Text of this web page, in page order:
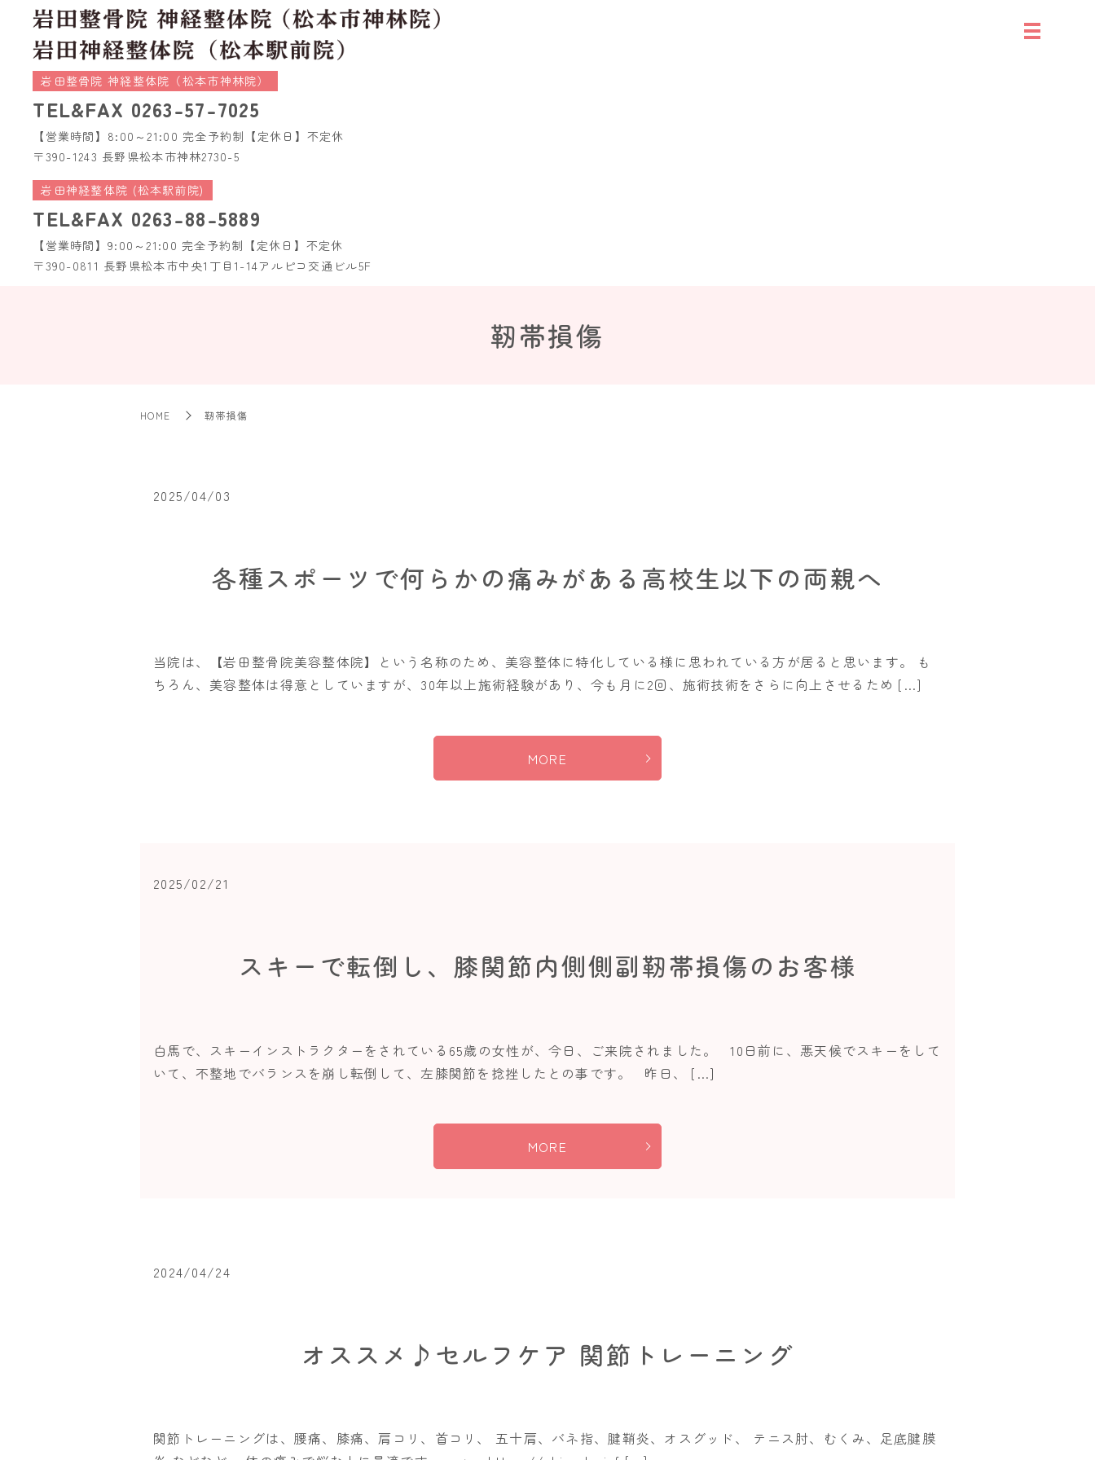
岩田整骨院 神経整体院（松本市神林院）
TEL&FAX 0263-57-7025
【営業時間】8:00～21:00 完全予約制 【定休日】不定休
〒390-1243 長野県松本市神林2730-5
岩田神経整体院 (松本駅前院)
TEL&FAX 0263-88-5889
【営業時間】9:00～21:00 完全予約制 【定休日】不定休
〒390-0811 長野県松本市中央1丁目1-14アルピコ交通ビル5F
靭帯損傷
HOME 靭帯損傷
2025/04/03
各種スポーツで何らかの痛みがある高校生以下の両親へ
当院は、【岩田整骨院美容整体院】という名称のため、美容整体に特化している様に思われている方が居ると思います。 も
ちろん、美容整体は得意としていますが、30年以上施術経験があり、今も月に2回、施術技術をさらに向上させるため […]
MORE
2025/02/21
スキーで転倒し、膝関節内側側副靭帯損傷のお客様
白馬で、スキーインストラクターをされている65歳の女性が、今日、ご来院されました。 10日前に、悪天候でスキーをして
いて、不整地でバランスを崩し転倒して、左膝関節を捻挫したとの事です。 昨日、 […]
MORE
2024/04/24
オススメ♪セルフケア 関節トレーニング
関節トレーニングは、腰痛、膝痛、肩コリ、首コリ、 五十肩、バネ指、腱鞘炎、オスグッド、 テニス肘、むくみ、足底腱膜